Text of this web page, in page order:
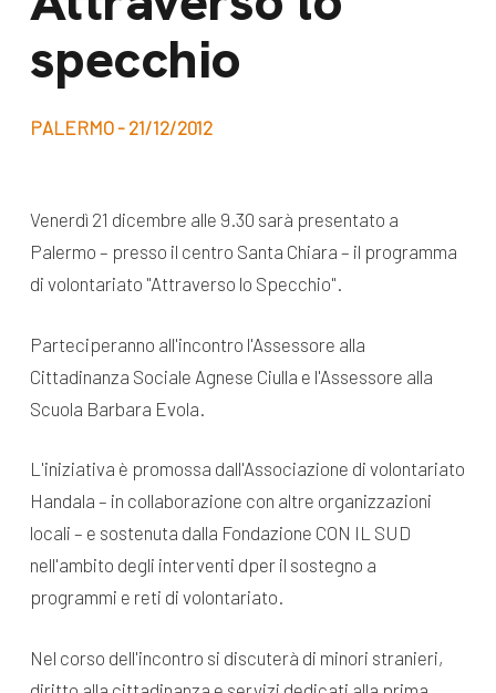
specchio
PALERMO - 21/12/2012
Venerdì 21 dicembre alle 9.30 sarà presentato a
Palermo – presso il centro Santa Chiara – il programma
di volontariato "Attraverso lo Specchio".
Parteciperanno all'incontro l'Assessore alla
Cittadinanza Sociale Agnese Ciulla e l'Assessore alla
Scuola Barbara Evola.
L'iniziativa è promossa dall'Associazione di volontariato
Handala – in collaborazione con altre organizzazioni
locali – e sostenuta dalla Fondazione CON IL SUD
nell'ambito degli interventi dper il sostegno a
programmi e reti di volontariato.
Nel corso dell'incontro si discuterà di minori stranieri,
Lavora con noi
Bilancio di
missione
appuntamenti
News
dal Sud
Videomagazine
e blog progetti
Seguici sui social: